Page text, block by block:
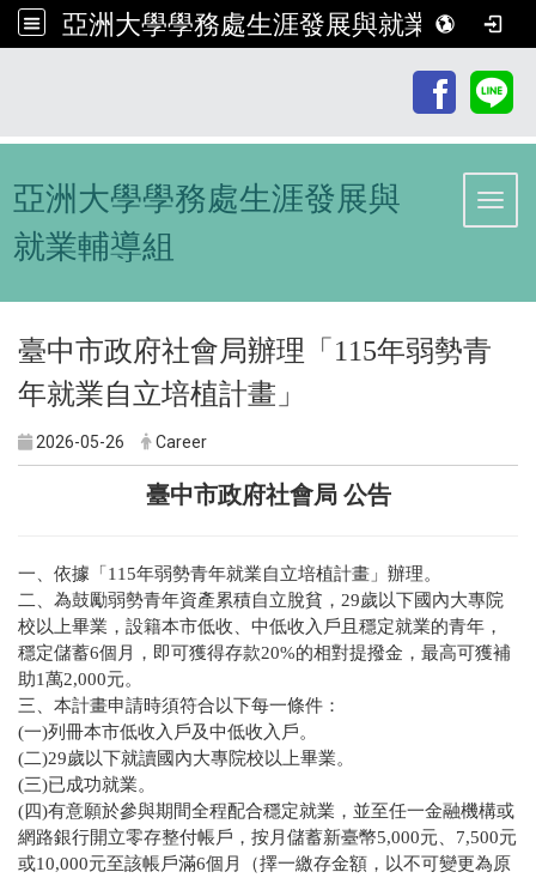
亞洲大學學務處生涯發展與就業輔導組
亞洲大學學務處生涯發展與
就業輔導組
臺中市政府社會局辦理「115年弱勢青
年就業自立培植計畫」
2026-05-26 Career
臺中市政府社會局 公告
一、依據「115年弱勢青年就業自立培植計畫」辦理。
二、為鼓勵弱勢青年資產累積自立脫貧，29歲以下國內大專院
校以上畢業，設籍本市低收、中低收入戶且穩定就業的青年，
穩定儲蓄6個月，即可獲得存款20%的相對提撥金，最高可獲補
助1萬2,000元。
三、本計畫申請時須符合以下每一條件：
(一)列冊本市低收入戶及中低收入戶。
(二)29歲以下就讀國內大專院校以上畢業。
(三)已成功就業。
(四)有意願於參與期間全程配合穩定就業，並至任一金融機構或
網路銀行開立零存整付帳戶，按月儲蓄新臺幣5,000元、7,500元
或10,000元至該帳戶滿6個月（擇一繳存金額，以不可變更為原